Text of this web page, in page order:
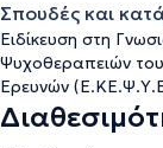
Σπουδές και
Ειδίκευση στη
Ψυχοθεραπειών του
Ερευνών